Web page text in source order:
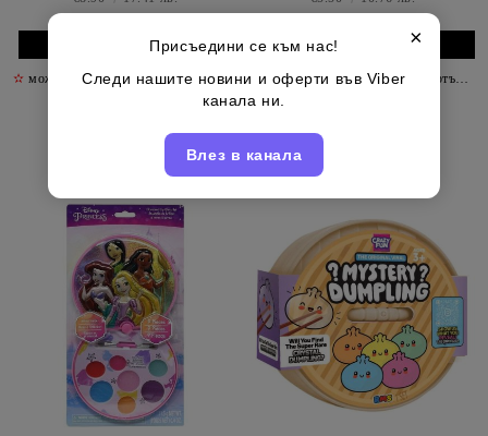
✫ може да допълвате до четвъртък включително ✫
✫може да допълвате до четвъртък включително
«
1 2 3 4 »
×
Присъедини се към нас!
Следи нашите новини и оферти във Viber
канала ни.
Влез в канала